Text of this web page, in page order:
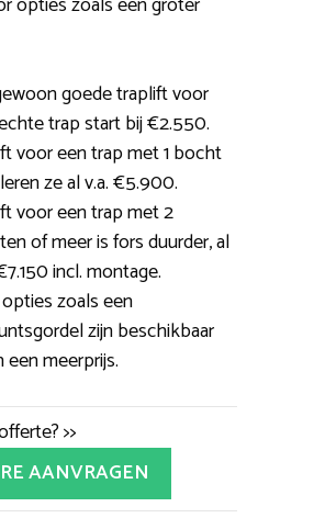
goede traplift voor
trap start bij €2.550.
voor een trap met 1 bocht
ze al v.a. €5.900.
voor een trap met 2
of meer is fors duurder, al
incl. montage.
zoals een
zijn beschikbaar
een meerprijs.
>>
AANVRAGEN